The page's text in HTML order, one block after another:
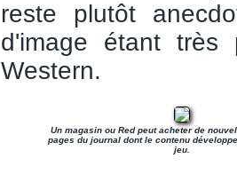
reste plutôt
d'image étant très
Western.
Un magasin ou Red peut acheter de
pages du journal dont le contenu
jeu.